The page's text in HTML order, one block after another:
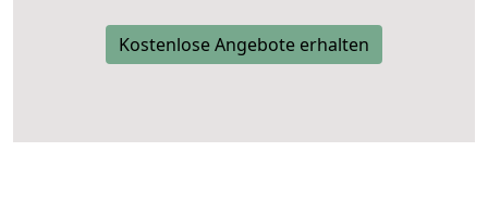
Kostenlose Angebote erhalten